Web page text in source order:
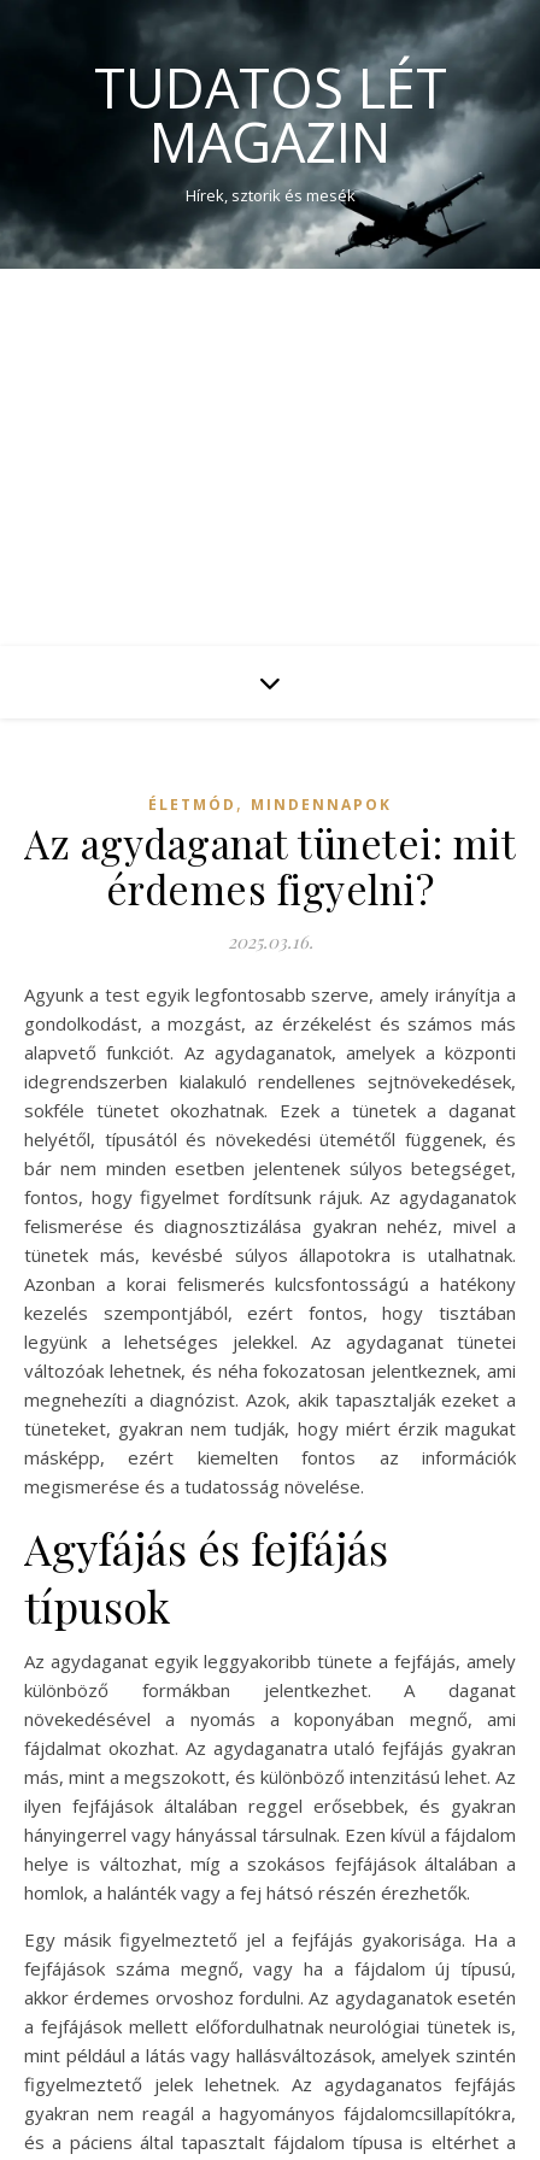
TUDATOS LÉT
MAGAZIN
Hírek, sztorik és mesék
ÉLETMÓD , MINDENNAPOK
Az agydaganat tünetei: mit
érdemes figyelni?
2025.03.16.
Agyunk a test egyik legfontosabb szerve, amely irányítja a
gondolkodást, a mozgást, az érzékelést és számos más
alapvető funkciót. Az agydaganatok, amelyek a központi
idegrendszerben kialakuló rendellenes sejtnövekedések,
sokféle tünetet okozhatnak. Ezek a tünetek a daganat
helyétől, típusától és növekedési ütemétől függenek, és
bár nem minden esetben jelentenek súlyos betegséget,
fontos, hogy figyelmet fordítsunk rájuk. Az agydaganatok
felismerése és diagnosztizálása gyakran nehéz, mivel a
tünetek más, kevésbé súlyos állapotokra is utalhatnak.
Azonban a korai felismerés kulcsfontosságú a hatékony
kezelés szempontjából, ezért fontos, hogy tisztában
legyünk a lehetséges jelekkel. Az agydaganat tünetei
változóak lehetnek, és néha fokozatosan jelentkeznek, ami
megnehezíti a diagnózist. Azok, akik tapasztalják ezeket a
tüneteket, gyakran nem tudják, hogy miért érzik magukat
másképp, ezért kiemelten fontos az információk
megismerése és a tudatosság növelése.
Agyfájás és fejfájás
típusok
Az agydaganat egyik leggyakoribb tünete a fejfájás, amely
különböző formákban jelentkezhet. A daganat
növekedésével a nyomás a koponyában megnő, ami
fájdalmat okozhat. Az agydaganatra utaló fejfájás gyakran
más, mint a megszokott, és különböző intenzitású lehet. Az
ilyen fejfájások általában reggel erősebbek, és gyakran
hányingerrel vagy hányással társulnak. Ezen kívül a fájdalom
helye is változhat, míg a szokásos fejfájások általában a
homlok, a halánték vagy a fej hátsó részén érezhetők.
Egy másik figyelmeztető jel a fejfájás gyakorisága. Ha a
fejfájások száma megnő, vagy ha a fájdalom új típusú,
akkor érdemes orvoshoz fordulni. Az agydaganatok esetén
a fejfájások mellett előfordulhatnak neurológiai tünetek is,
mint például a látás vagy hallásváltozások, amelyek szintén
figyelmeztető jelek lehetnek. Az agydaganatos fejfájás
gyakran nem reagál a hagyományos fájdalomcsillapítókra,
és a páciens által tapasztalt fájdalom típusa is eltérhet a